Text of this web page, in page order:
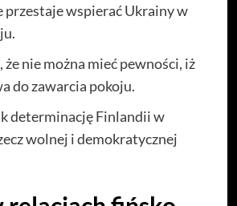
przestaje wspierać Ukrainy w
że nie można mieć pewności, iż
do zawarcia pokoju.
determinację Finlandii w
wolnej i demokratycznej